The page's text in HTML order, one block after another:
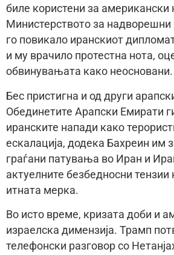
биле користени за американски
Министерството за надворешни
го повикало иранскиот
и му врачило протестна нота,
обвинувањата како неосновани.
Бес пристигна и од други
Обединетите Арапски Емирати
иранските напади како
ескалација, додека Бахреин им
граѓани патувања во Иран и
актуелните безбедносни тензии
итната мерка.
Во исто време, кризата доби и
израелска димензија. Трамп
телефонски разговор со